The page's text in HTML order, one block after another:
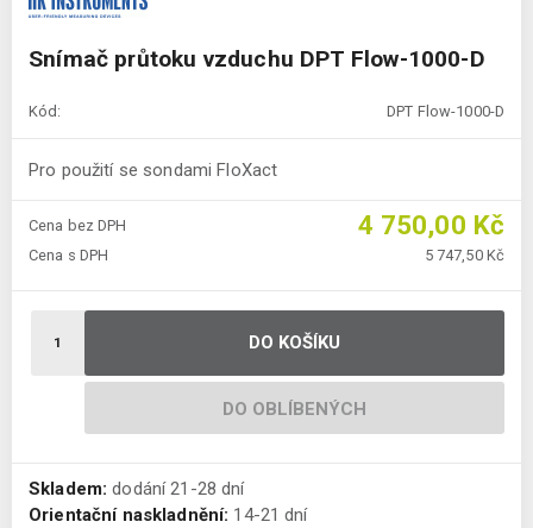
Snímač průtoku vzduchu DPT Flow-1000-D
Kód: DPT Flow-1000-D
Pro použití se sondami FloXact
Cena bez DPH 4 750,00 Kč
Cena s DPH 5 747,50 Kč
DO KOŠÍKU
DO OBLÍBENÝCH
Skladem: dodání 21-28 dní
Orientační naskladnění: 14-21 dní